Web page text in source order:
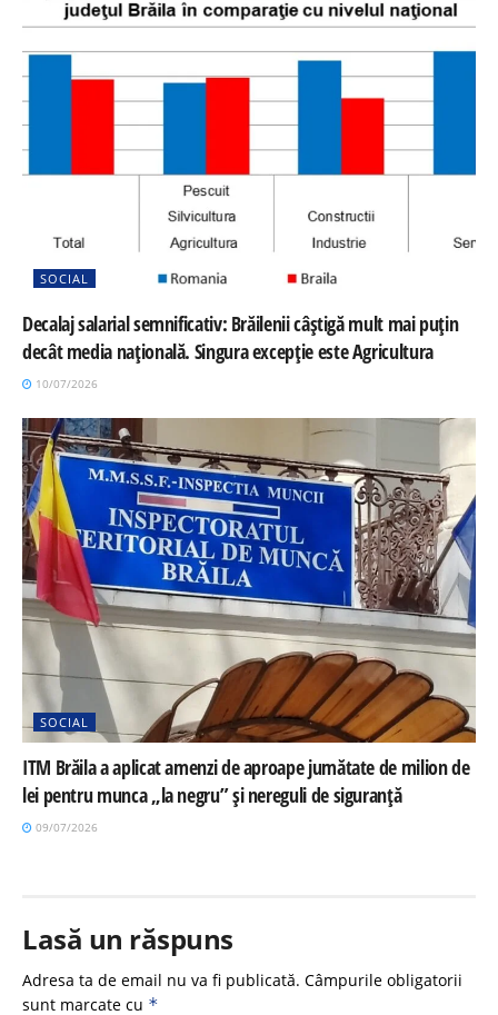
SOCIAL
Decalaj salarial semnificativ: Brăilenii câștigă mult mai puțin
decât media națională. Singura excepție este Agricultura
10/07/2026
SOCIAL
ITM Brăila a aplicat amenzi de aproape jumătate de milion de
lei pentru munca „la negru” și nereguli de siguranță
09/07/2026
Lasă un răspuns
Adresa ta de email nu va fi publicată. Câmpurile obligatorii
sunt marcate cu *